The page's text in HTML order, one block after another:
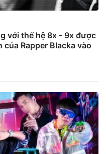
với thế hệ 8x - 9x được
Rapper Blacka vào